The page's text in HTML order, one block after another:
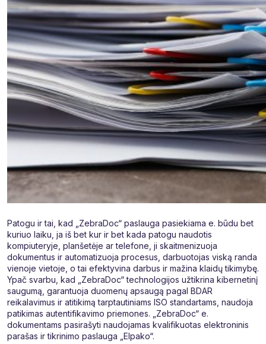
Patogu ir tai, kad „ZebraDoc“ paslauga pasiekiama e. būdu bet
kuriuo laiku, ja iš bet kur ir bet kada patogu naudotis
kompiuteryje, planšetėje ar telefone, ji skaitmenizuoja
dokumentus ir automatizuoja procesus, darbuotojas viską randa
vienoje vietoje, o tai efektyvina darbus ir mažina klaidų tikimybę.
Ypač svarbu, kad „ZebraDoc“ technologijos užtikrina kibernetinį
saugumą, garantuoja duomenų apsaugą pagal BDAR
reikalavimus ir atitikimą tarptautiniams ISO standartams, naudoja
patikimas autentifikavimo priemones. „ZebraDoc“ e.
dokumentams pasirašyti naudojamas kvalifikuotas elektroninis
parašas ir tikrinimo paslauga „Elpako“.